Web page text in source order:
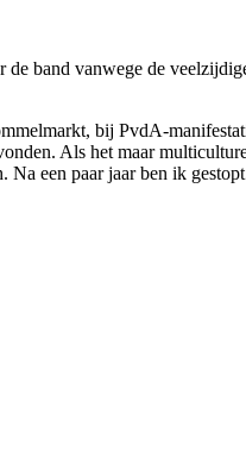
band vanwege de
bij PvdA-
Als het maar
een paar jaar ben ik